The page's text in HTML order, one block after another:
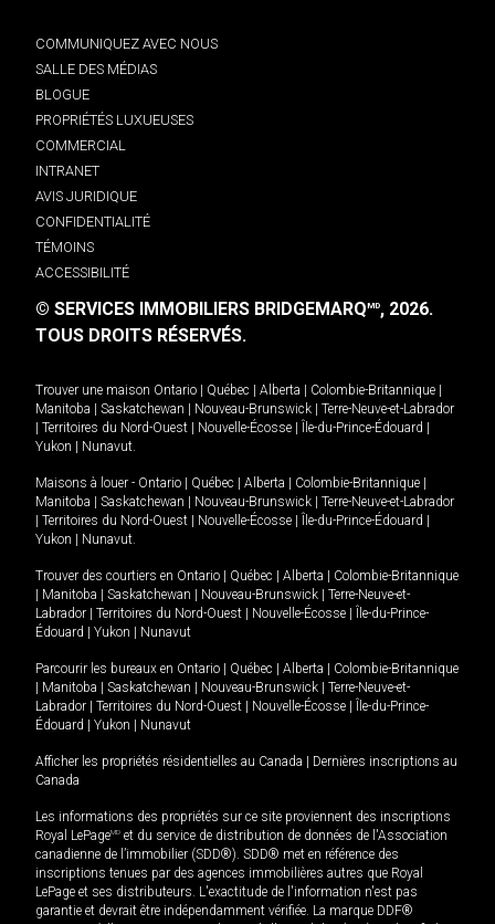
COMMUNIQUEZ AVEC NOUS
SALLE DES MÉDIAS
BLOGUE
PROPRIÉTÉS LUXUEUSES
COMMERCIAL
INTRANET
AVIS JURIDIQUE
CONFIDENTIALITÉ
TÉMOINS
ACCESSIBILITÉ
© SERVICES IMMOBILIERS BRIDGEMARQMD, 2026.
TOUS DROITS RÉSERVÉS.
Trouver une maison Ontario Québec Alberta Colombie-Britannique
Manitoba
Saskatchewan Nouveau-Brunswick
Terre-Neuve-et-Labrador
Territoires du Nord-Ouest Nouvelle-Écosse Île-du-Prince-Édouard
Yukon
Nunavut.
Maisons à louer - Ontario Québec Alberta Colombie-Britannique
Manitoba
Saskatchewan Nouveau-Brunswick
Terre-Neuve-et-Labrador
Territoires du Nord-Ouest Nouvelle-Écosse Île-du-Prince-Édouard
Yukon
Nunavut.
Trouver des courtiers en Ontario Québec Alberta
Colombie-Britannique
Manitoba Saskatchewan Nouveau-Brunswick
Terre-Neuve-et-
Labrador
Territoires du Nord-Ouest Nouvelle-Écosse
Île-du-Prince-
Édouard
Yukon Nunavut
Parcourir les bureaux en Ontario Québec Alberta
Colombie-Britannique
Manitoba Saskatchewan Nouveau-Brunswick
Terre-Neuve-et-
Labrador
Territoires du Nord-Ouest Nouvelle-Écosse
Île-du-Prince-
Édouard
Yukon Nunavut
Afficher les propriétés résidentielles au Canada
Dernières inscriptions au
Canada
Les informations des propriétés sur ce site proviennent des inscriptions
Royal LePageMD et du service de distribution de données de l'Association
canadienne de l’immobilier (SDD®). SDD® met en référence des
inscriptions tenues par des agences immobilières autres que Royal
LePage et ses distributeurs. L'exactitude de l'information n'est pas
garantie et devrait être indépendamment vérifiée. La marque DDF®